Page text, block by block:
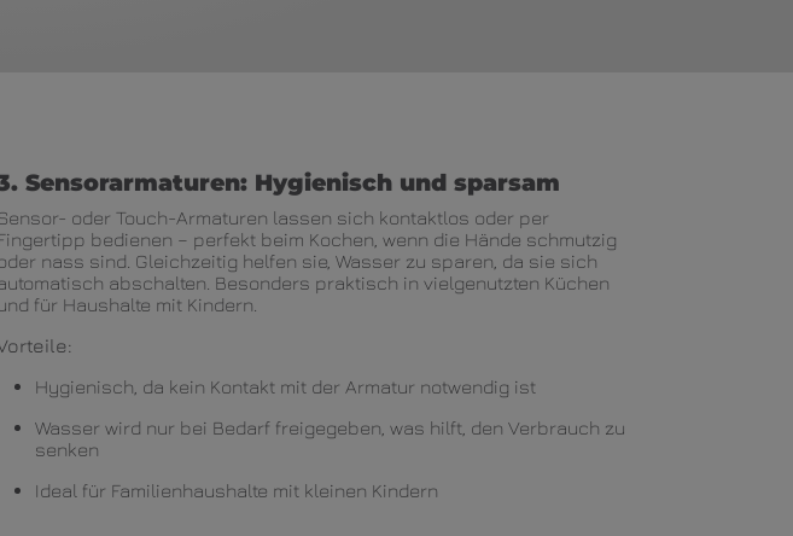
Sensorarmaturen: Hygienisch und sparsam
oder Touch-Armaturen lassen sich kontaktlos oder per
bedienen – perfekt beim Kochen, wenn die Hände schmutzig
nass sind. Gleichzeitig helfen sie, Wasser zu sparen, da sie sich
abschalten. Besonders praktisch in vielgenutzten Küchen
für Haushalte mit Kindern.
Hygienisch, da kein Kontakt mit der Armatur notwendig ist
Wasser wird nur bei Bedarf freigegeben, was hilft, den Verbrauch zu
senken
Ideal für Familienhaushalte mit kleinen Kindern